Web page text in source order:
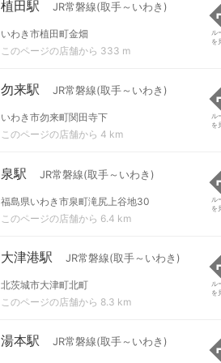
植田駅 JR常磐線(取手～いわき)
いわき市植田町金畑
このページの店舗から 333 m
ル
を
勿来駅 JR常磐線(取手～いわき)
いわき市勿来町関田寺下
このページの店舗から 4 km
ル
を
泉駅 JR常磐線(取手～いわき)
福島県いわき市泉町滝尻上谷地30
このページの店舗から 6.4 km
ル
を
大津港駅 JR常磐線(取手～いわき)
北茨城市大津町北町
このページの店舗から 8.3 km
ル
を
湯本駅 JR常磐線(取手～いわき)